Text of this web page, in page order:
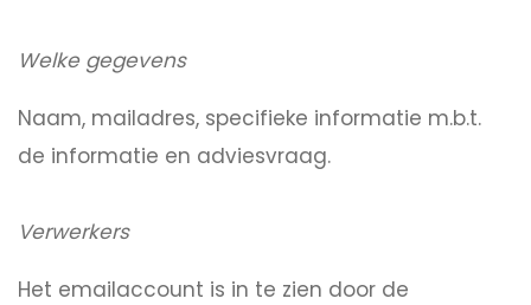
Welke gegevens
Naam, mailadres, specifieke informatie m.b.t.
de informatie en adviesvraag.
Verwerkers
Het emailaccount is in te zien door de